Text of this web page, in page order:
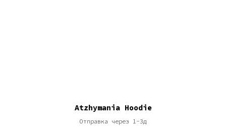
Atzhymania Hoodie
Отправка через 1-3д